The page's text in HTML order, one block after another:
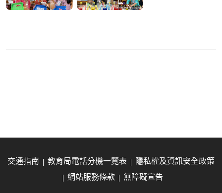
交通指南 教育局電話分機一覽表
隱私權及資訊安全政策
網站服務條款
無障礙宣告